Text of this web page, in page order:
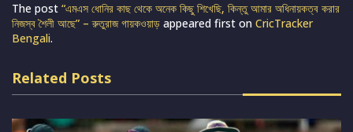
The post “এমএস ধোনির কাছ থেকে অনেক কিছু শিখেছি, কিন্তু আমার অধিনায়কত্ব করার
নিজস্ব শৈলী আছে” – রুতুরাজ গায়কওয়াড় appeared first on CricTracker
Bengali.
Related Posts